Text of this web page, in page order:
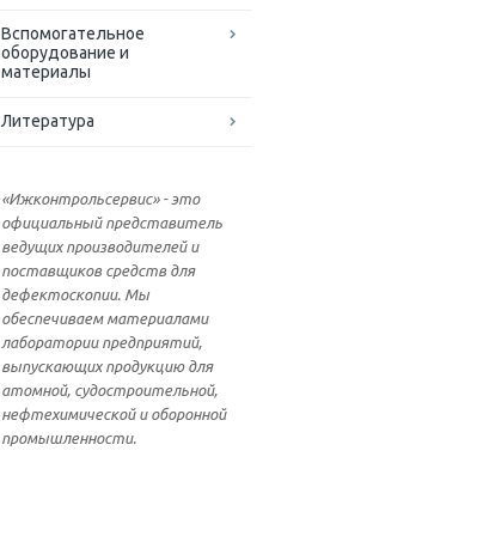
Вспомогательное
оборудование и
материалы
Литература
«Ижконтрольсервис» - это
официальный представитель
ведущих производителей и
поставщиков средств для
дефектоскопии. Мы
обеспечиваем материалами
лаборатории предприятий,
выпускающих продукцию для
атомной, судостроительной,
нефтехимической и оборонной
промышленности.